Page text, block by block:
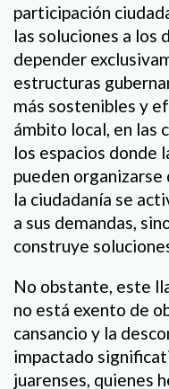
participación
las soluciones a los
depender
estructuras
más sostenibles y
ámbito local, en las
los espacios donde
pueden
la ciudadanía se
a sus demandas,
construye
No obstante, este
no está exento de
cansancio y la
impactado
juarenses, quienes